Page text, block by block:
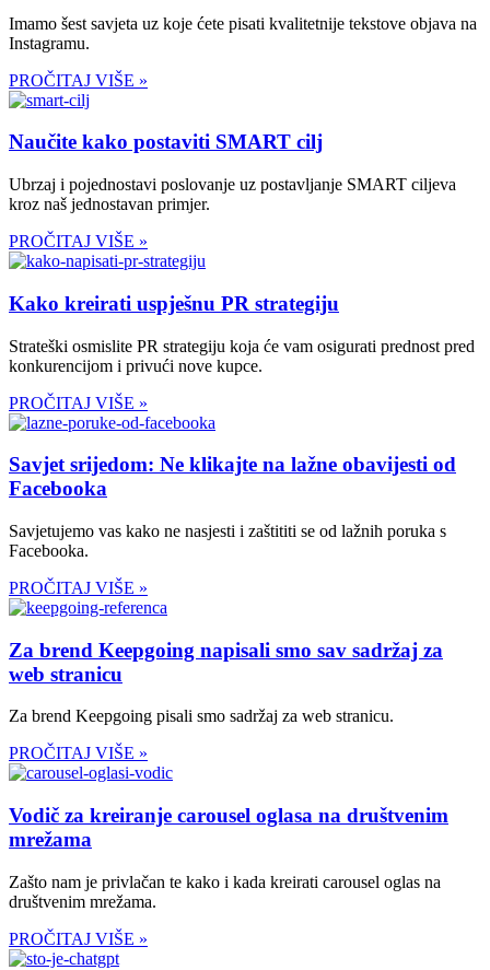
Imamo šest savjeta uz koje ćete pisati kvalitetnije tekstove objava na
Instagramu.
PROČITAJ VIŠE »
Naučite kako postaviti SMART cilj
Ubrzaj i pojednostavi poslovanje uz postavljanje SMART ciljeva
kroz naš jednostavan primjer.
PROČITAJ VIŠE »
Kako kreirati uspješnu PR strategiju
Strateški osmislite PR strategiju koja će vam osigurati prednost pred
konkurencijom i privući nove kupce.
PROČITAJ VIŠE »
Savjet srijedom: Ne klikajte na lažne obavijesti od
Facebooka
Savjetujemo vas kako ne nasjesti i zaštititi se od lažnih poruka s
Facebooka.
PROČITAJ VIŠE »
Za brend Keepgoing napisali smo sav sadržaj za
web stranicu
Za brend Keepgoing pisali smo sadržaj za web stranicu.
PROČITAJ VIŠE »
Vodič za kreiranje carousel oglasa na društvenim
mrežama
Zašto nam je privlačan te kako i kada kreirati carousel oglas na
društvenim mrežama.
PROČITAJ VIŠE »